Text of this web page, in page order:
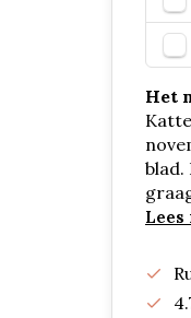
Het
blad.
Lees